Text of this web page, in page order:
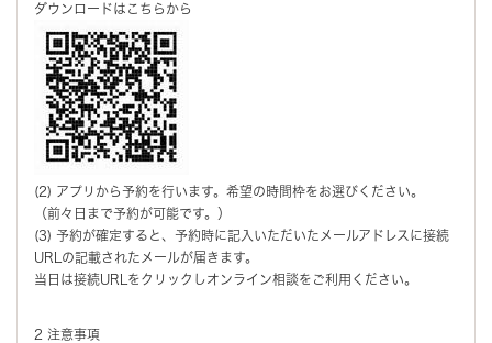
ダウンロードはこちらから
(2) アプリから予約を行います。希望の時間枠をお選びください。
（前々日まで予約が可能です。）
(3) 予約が確定すると、予約時に記入いただいたメールアドレスに接続
URLの記載されたメールが届きます。
当日は接続URLをクリックしオンライン相談をご利用ください。
2 注意事項